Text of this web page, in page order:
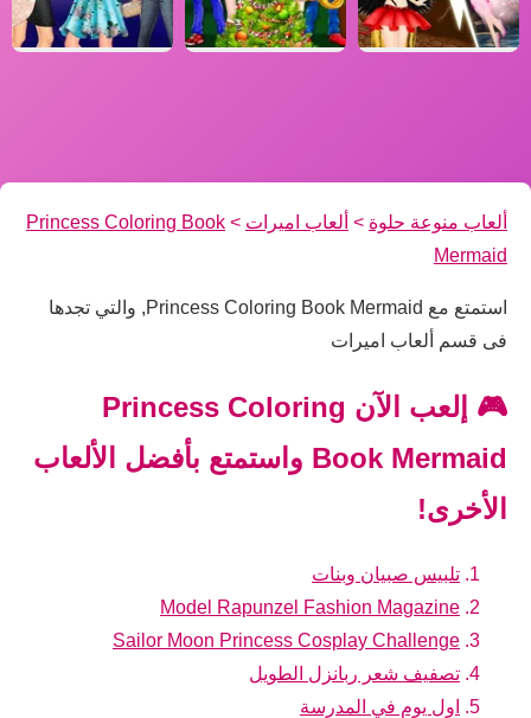
ألعاب منوعة حلوة > ألعاب اميرات >
Princess Coloring Book
Mermaid
استمتع مع Princess Coloring Book Mermaid, والتي تجدها
فى قسم ألعاب اميرات
🎮 إلعب الآن Princess Coloring
Book Mermaid واستمتع بأفضل الألعاب
الأخرى!
تلبيس صبيان وبنات
Model Rapunzel Fashion Magazine
Sailor Moon Princess Cosplay Challenge
تصفيف شعر ربانزل الطويل
اول يوم في المدرسة